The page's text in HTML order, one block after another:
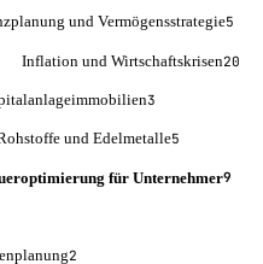
und Vermögensstrategie5
Inflation und Wirtschaftskrisen20
3
und Edelmetalle5
für Unternehmer9
2